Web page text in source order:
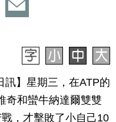
訊】星期三，在ATP的
奇和蠻牛納達爾雙雙
，才擊敗了小自己10